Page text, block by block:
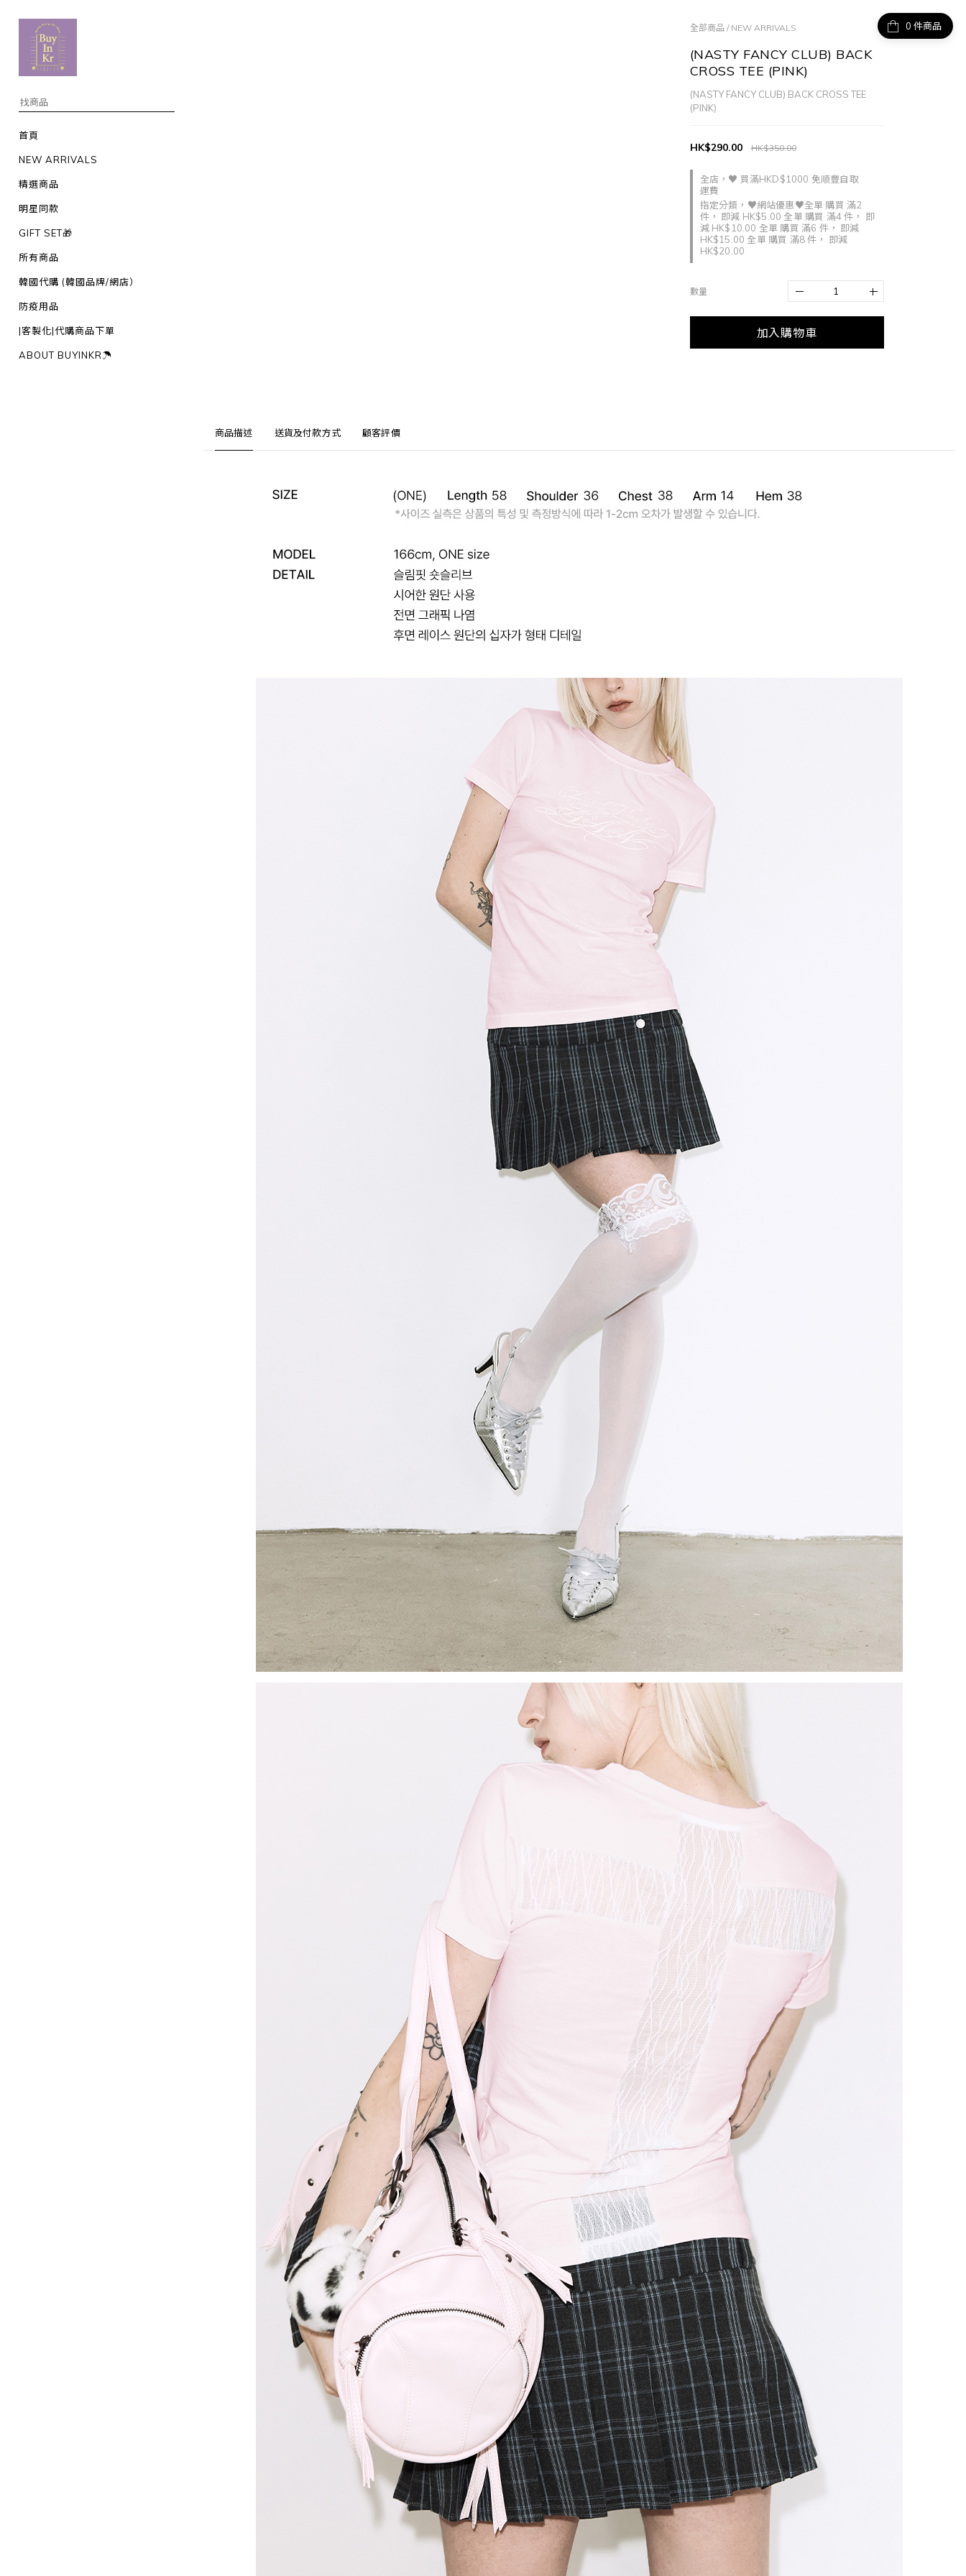
首頁
NEW ARRIVALS
精選商品
明星同款
GIFT SET🎁
所有商品
韓國代購 (韓國品牌/網店）
防疫用品
|客製化|代購商品下單
ABOUT BUYINKR☂︎
件商品
全部商品 / NEW ARRIVALS
(NASTY FANCY CLUB) BACK
CROSS TEE (PINK)
(NASTY FANCY CLUB) BACK CROSS TEE
(PINK)
全店，♥ 買滿HKD$1000 免順豐自取
運費
指定分類，♥網站優惠♥全單 購買 滿2
件， 即減 HK$5.00 全單 購買 滿4 件， 即
減 HK$10.00 全單 購買 滿6 件， 即減
HK$15.00 全單 購買 滿8 件， 即減
HK$20.00
HK$350.00
HK$290.00
數量
加入購物車
商品描述 送貨及付款方式 顧客評價